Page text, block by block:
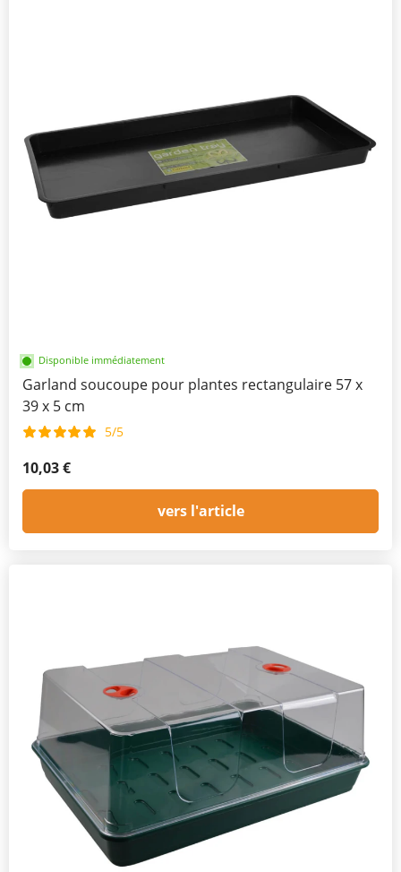
Disponible immédiatement
Garland soucoupe pour plantes rectangulaire 57 x
39 x 5 cm
5/5
10,03 €
vers l'article